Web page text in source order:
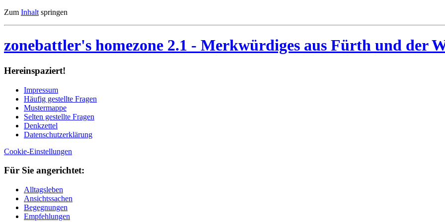
Zum Inhalt springen
zonebattler's homezone 2.1 - Merkwürdiges aus Fürth und der
Her­ein­spa­ziert!
Im­pres­sum
Häu­fig ge­stell­te Fra­gen
Mu­ster­map­pe
Sel­ten ge­stell­te Fra­gen
Denk­zet­tel
Da­ten­schutz­er­klä­rung
Cookie-Einstellungen
Für Sie an­ge­rich­tet:
Alltagsleben
Ansichtssachen
Begegnungen
Empfehlungen